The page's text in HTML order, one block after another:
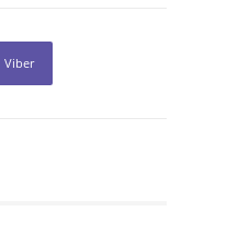
Viber